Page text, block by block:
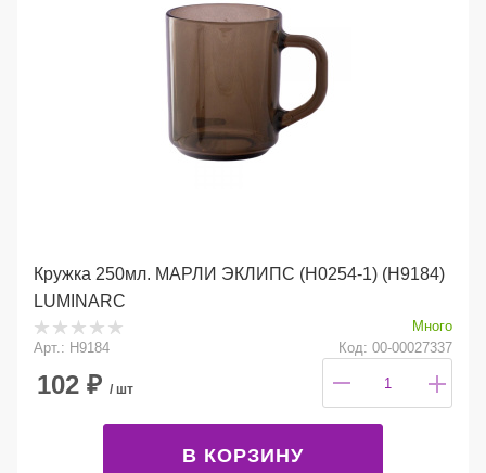
Кружка 250мл. МАРЛИ ЭКЛИПС (Н0254-1) (Н9184)
LUMINARC
Много
Арт.: H9184
Код: 00-00027337
102 ₽ / шт
В КОРЗИНУ